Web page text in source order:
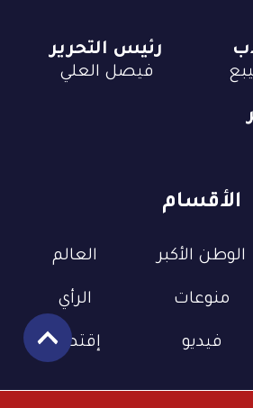
الأقسام
الوطن الأكبر العالم
منوعات الرأي
فيديو إقتصاد
رئيس التحرير
فيصل العلي